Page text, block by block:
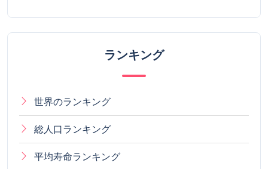
ランキング
世界のランキング
総人口ランキング
平均寿命ランキング